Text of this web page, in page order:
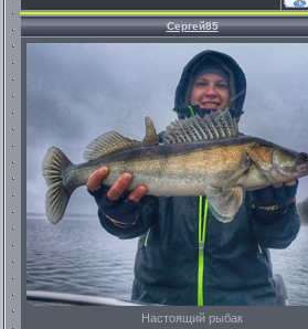
Сергей85
Настоящий рыбак